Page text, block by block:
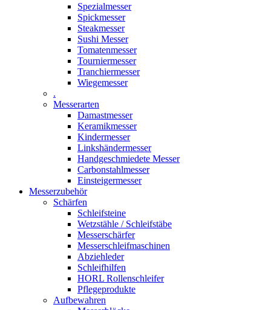
Spezialmesser
Spickmesser
Steakmesser
Sushi Messer
Tomatenmesser
Tourniermesser
Tranchiermesser
Wiegemesser
.
Messerarten
Damastmesser
Keramikmesser
Kindermesser
Linkshändermesser
Handgeschmiedete Messer
Carbonstahlmesser
Einsteigermesser
Messerzubehör
Schärfen
Schleifsteine
Wetzstähle / Schleifstäbe
Messerschärfer
Messerschleifmaschinen
Abziehleder
Schleifhilfen
HORL Rollenschleifer
Pflegeprodukte
Aufbewahren